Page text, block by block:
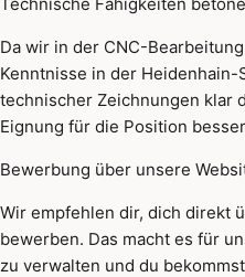
Da wir in der CNC-
Kenntnisse in der
technischer Zeichnungen klar
Eignung für die Position
Bewerbung über unsere
Wir empfehlen dir, dich direkt
bewerben. Das macht es für
zu verwalten und du